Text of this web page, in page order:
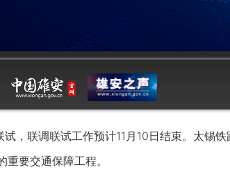
max volume
联调联试工作预计11月10日结束。太锡铁
要交通保障工程。